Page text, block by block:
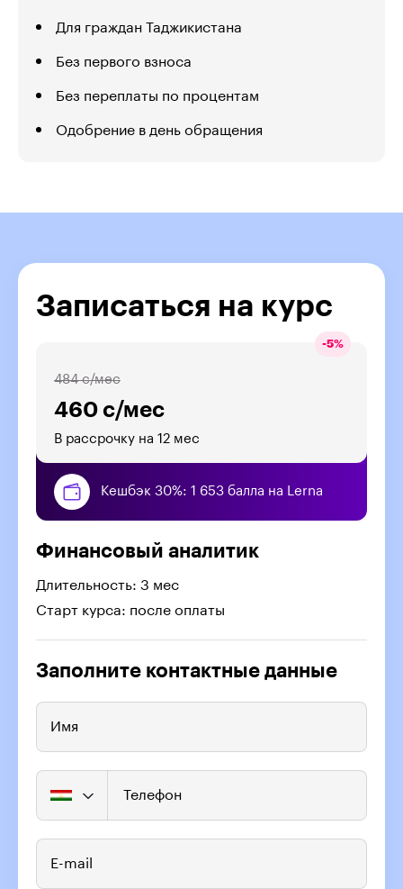
Для граждан Таджикистана
Без первого взноса
Без переплаты по процентам
Одобрение в день обращения
Записаться на курс
-5%
460 с/мес
484 с/мес
В рассрочку на 12 мес
Кешбэк 30%: 1 653 балла на Lerna
Финансовый аналитик
Длительность: 3 мес
Старт курса: после оплаты
Заполните контактные данные
Имя
Телефон
E-mail